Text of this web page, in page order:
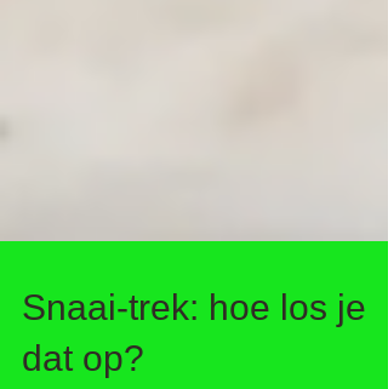
Snaai-trek: hoe los je